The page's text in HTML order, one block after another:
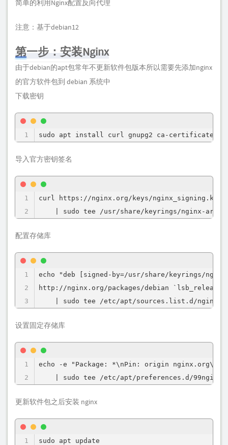
简单的利用Nginx配置反向代理
注意：基于debian12
第一步：安装Nginx
由于debian的apt包常年不更新软件包版本所以需要先添加nginx
的官方软件包到 debian 系统中
下载密钥
sudo apt install curl gnupg2 ca-certificates
导入官方密钥签名
curl https://nginx.org/keys/nginx_signing.key
| sudo tee /usr/share/keyrings/nginx-
配置存储库
echo "deb [signed-by=/usr/share/keyrings/
http://nginx.org/packages/debian
| sudo tee /etc/apt/sources.list.d/
设置固定存储库
echo -e "Package: *\nPin: origin
    | sudo tee /etc/apt/preferences.d/99nginx
更新软件包之后安装 nginx
sudo apt update